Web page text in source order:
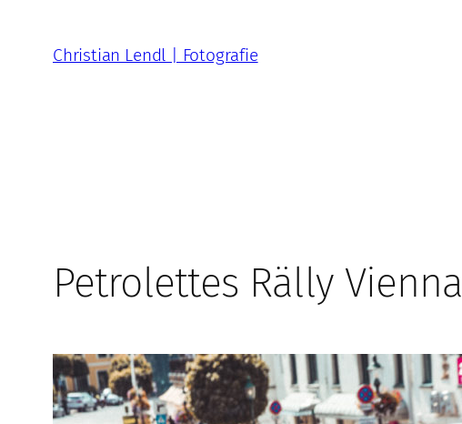
springen
Christian Lendl | Fotografie
Petrolettes Rälly Vienna